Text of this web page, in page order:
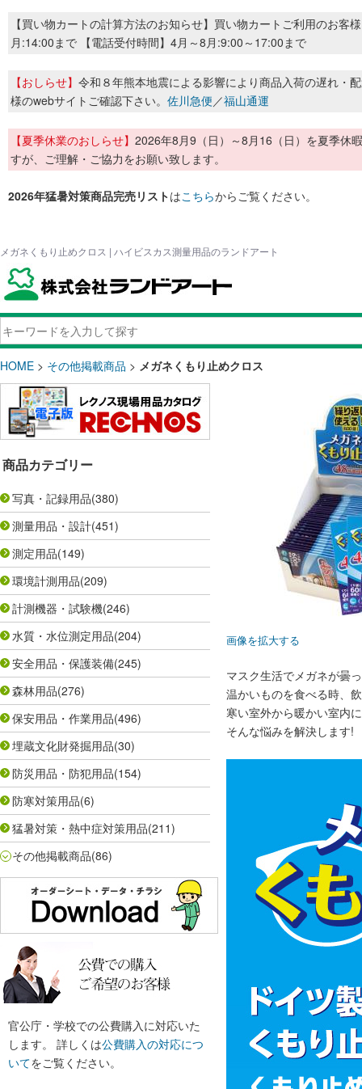
【買い物カートの計算方法のお知らせ】買い物カートご利用のお客
月:14:00まで 【電話受付時間】4月～8月:9:00～17:00まで
【おしらせ】 令和８年熊本地震による影響により商品入荷の遅れ・
様のwebサイトご確認下さい。 佐川急便／福山通運
【夏季休業のおしらせ】 2026年8月9（日）～8月16（日）を夏季休
すが、ご理解・ご協力をお願い致します。
2026年猛暑対策商品完売リストはこちらからご覧ください。
メガネくもり止めクロス | ハイビスカス測量用品のランドアート
HOME > その他掲載商品 > メガネくもり止めクロス
商品カテゴリー
写真・記録用品(380)
測量用品・設計(451)
測定用品(149)
環境計測用品(209)
計測機器・試験機(246)
水質・水位測定用品(204)
安全用品・保護装備(245)
森林用品(276)
保安用品・作業用品(496)
埋蔵文化財発掘用品(30)
防災用品・防犯用品(154)
防寒対策用品(6)
猛暑対策・熱中症対策用品(211)
その他掲載商品(86)
官公庁・学校での公費購入に対応いた
します。 詳しくは公費購入の対応につ
いてをご覧ください。
画像を拡大する
マスク生活でメガネが曇
温かいものを食べる時、
寒い室外から暖かい室内
そんな悩みを解決します!